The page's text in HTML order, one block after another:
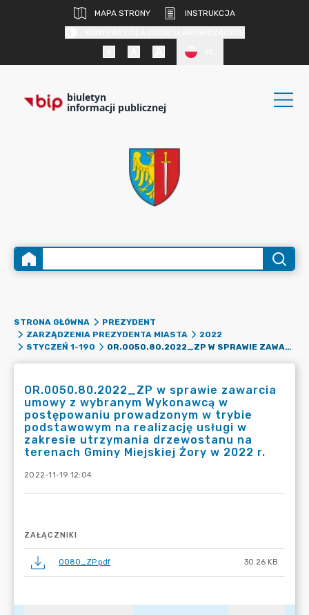
MAPA STRONY
INSTRUKCJA
biuletyn
informacji publicznej
STRONA GŁÓWNA
PREZYDENT
ZARZĄDZENIA PREZYDENTA MIASTA
2022
STYCZEŃ 1-190
OR.0050.80.2022_ZP W SPRAWIE ZAWARCIA UMOWY Z WYBRANYM WYKONAWCĄ W POSTĘPOWANIU PROWADZONYM W TRYBIE PODSTAWOWYM NA REALIZACJĘ USŁUGI W ZAKRESIE UTRZYMANIA DRZEWOSTANU NA TERENACH GMINY MIEJSKIEJ ŻORY W 2022 R.
OR.0050.80.2022_ZP w sprawie zawarcia
umowy z wybranym Wykonawcą w
postępowaniu prowadzonym w trybie
podstawowym na realizację usługi w
zakresie utrzymania drzewostanu na
terenach Gminy Miejskiej Żory w 2022 r.
2022-11-19 12:04
ZAŁĄCZNIKI
0080_ZP.pdf 30.26 KB